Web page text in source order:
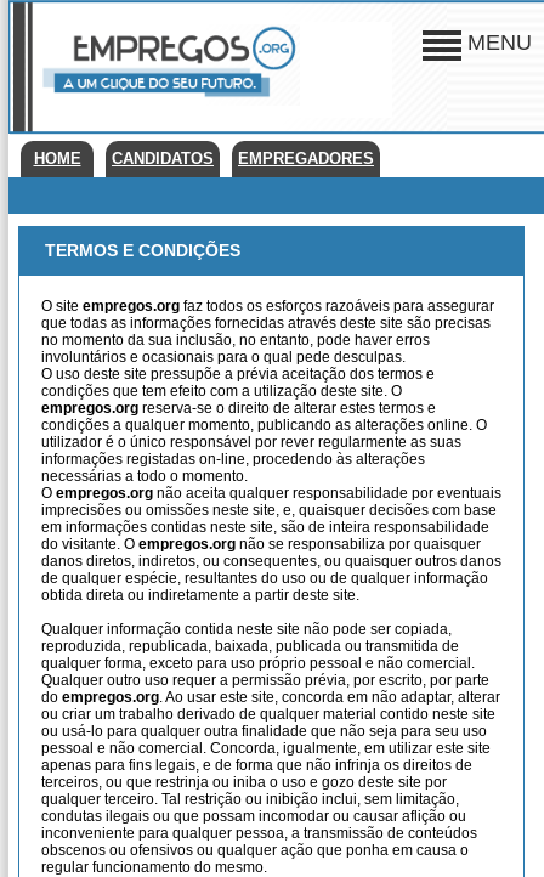
MENU
HOME CANDIDATOS EMPREGADORES
TERMOS E CONDIÇÕES
O site empregos.org faz todos os esforços razoáveis para assegurar
que todas as informações fornecidas através deste site são precisas
no momento da sua inclusão, no entanto, pode haver erros
involuntários e ocasionais para o qual pede desculpas.
O uso deste site pressupõe a prévia aceitação dos termos e
condições que tem efeito com a utilização deste site. O
empregos.org reserva-se o direito de alterar estes termos e
condições a qualquer momento, publicando as alterações online. O
utilizador é o único responsável por rever regularmente as suas
informações registadas on-line, procedendo às alterações
necessárias a todo o momento.
O empregos.org não aceita qualquer responsabilidade por eventuais
imprecisões ou omissões neste site, e, quaisquer decisões com base
em informações contidas neste site, são de inteira responsabilidade
do visitante. O empregos.org não se responsabiliza por quaisquer
danos diretos, indiretos, ou consequentes, ou quaisquer outros danos
de qualquer espécie, resultantes do uso ou de qualquer informação
obtida direta ou indiretamente a partir deste site.
Qualquer informação contida neste site não pode ser copiada,
reproduzida, republicada, baixada, publicada ou transmitida de
qualquer forma, exceto para uso próprio pessoal e não comercial.
Qualquer outro uso requer a permissão prévia, por escrito, por parte
do empregos.org. Ao usar este site, concorda em não adaptar, alterar
ou criar um trabalho derivado de qualquer material contido neste site
ou usá-lo para qualquer outra finalidade que não seja para seu uso
pessoal e não comercial. Concorda, igualmente, em utilizar este site
apenas para fins legais, e de forma que não infrinja os direitos de
terceiros, ou que restrinja ou iniba o uso e gozo deste site por
qualquer terceiro. Tal restrição ou inibição inclui, sem limitação,
condutas ilegais ou que possam incomodar ou causar aflição ou
inconveniente para qualquer pessoa, a transmissão de conteúdos
obscenos ou ofensivos ou qualquer ação que ponha em causa o
regular funcionamento do mesmo.